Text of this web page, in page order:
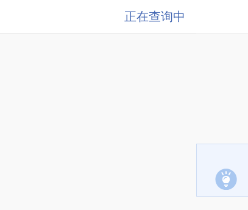
正在查询中